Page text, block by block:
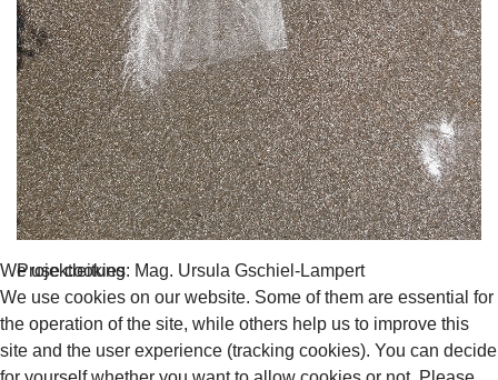
Projektleitung: Mag. Ursula Gschiel-Lampert
We use cookies
We use cookies on our website. Some of them are essential for
the operation of the site, while others help us to improve this
site and the user experience (tracking cookies). You can decide